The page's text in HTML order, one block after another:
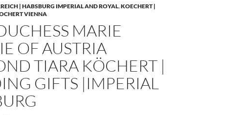
| HABSBURG IMPERIAL AND ROYAL,KOECHERT |
VIENNA
MARIE
OF AUSTRIA
TIARA KÖCHERT |
GIFTS |IMPERIAL